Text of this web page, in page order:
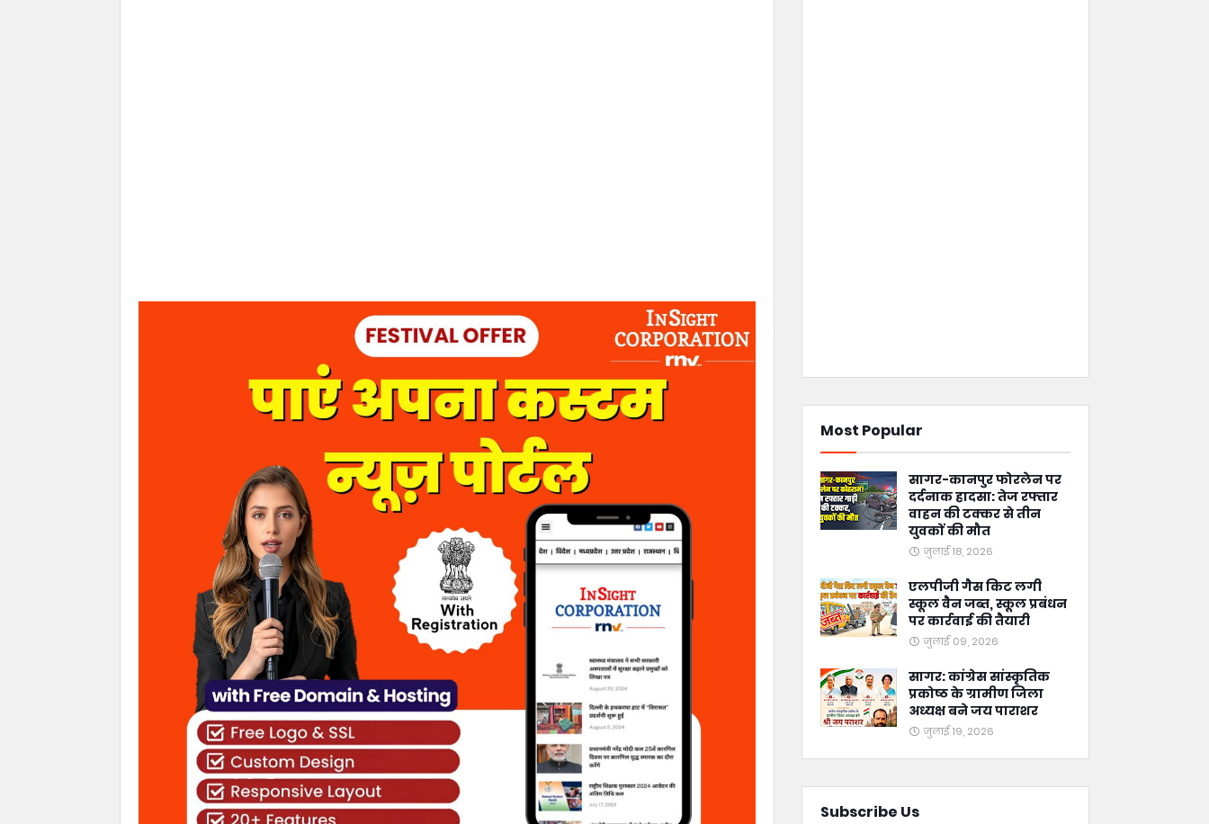
Most Popular
सागर-कानपुर फोरलेन पर
दर्दनाक हादसा: तेज रफ्तार
वाहन की टक्कर से तीन
युवकों की मौत
जुलाई 18, 2026
एलपीजी गैस किट लगी
स्कूल वैन जब्त, स्कूल प्रबंधन
पर कार्रवाई की तैयारी
जुलाई 09, 2026
सागर: कांग्रेस सांस्कृतिक
प्रकोष्ठ के ग्रामीण जिला
अध्यक्ष बने जय पाराशर
जुलाई 19, 2026
Subscribe Us